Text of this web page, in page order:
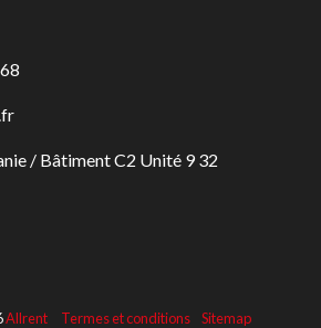
/ Bâtiment C2 Unité 9 32
Allrent Termes et conditions
Sitemap